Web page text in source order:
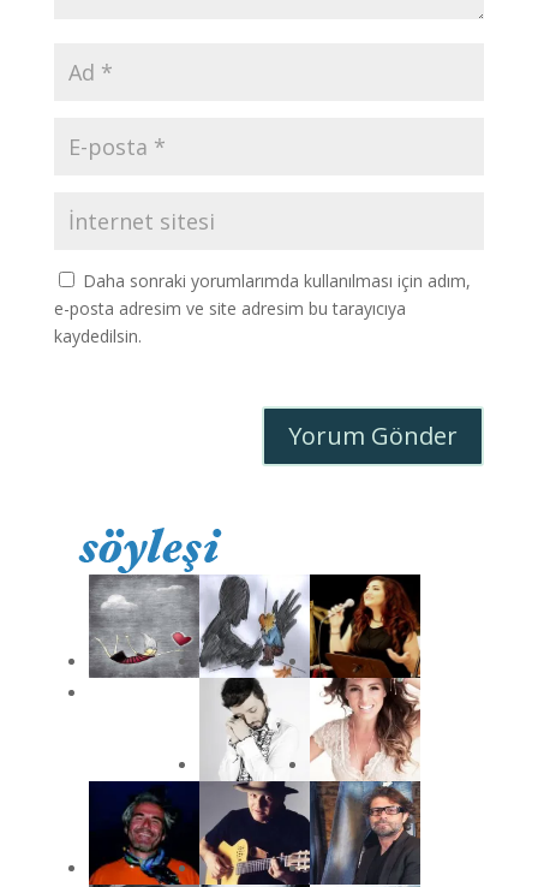
Daha sonraki yorumlarımda kullanılması için adım,
e-posta adresim ve site adresim bu tarayıcıya
kaydedilsin.